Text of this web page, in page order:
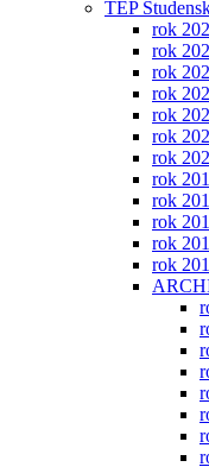
TEP
rok
rok
rok
rok
rok
rok
rok
rok
rok
rok
rok
rok